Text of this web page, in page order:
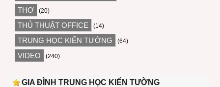
THƠ (20)
THỦ THUẬT OFFICE (14)
TRUNG HỌC KIẾN TƯỜNG (64)
VIDEO (240)
GIA ĐÌNH TRUNG HỌC KIẾN TƯỜNG